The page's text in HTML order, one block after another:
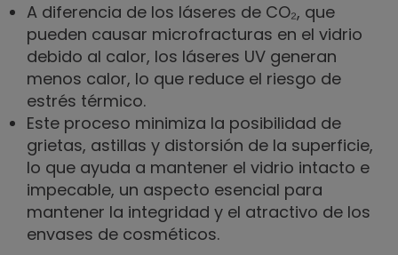
A diferencia de los láseres de CO₂, que
pueden causar microfracturas en el vidrio
debido al calor, los láseres UV generan
menos calor, lo que reduce el riesgo de
estrés térmico.
Este proceso minimiza la posibilidad de
grietas, astillas y distorsión de la superficie,
lo que ayuda a mantener el vidrio intacto e
impecable, un aspecto esencial para
mantener la integridad y el atractivo de los
envases de cosméticos.